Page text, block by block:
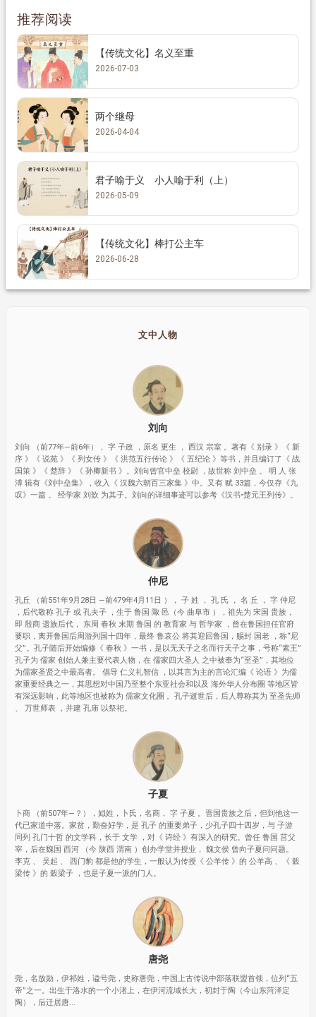
推荐阅读
【传统文化】名义至重
2026-07-03
两个继母
2026-04-04
君子喻于义 小人喻于利（上）
2026-05-09
【传统文化】棒打公主车
2026-06-28
文中人物
刘向
刘向 （前77年—前6年）， 字 子政 ，原名 更生 ， 西汉 宗室 。著有《 别录 》《 新
序 》《 说苑 》《 列女传 》《 洪范五行传论 》《 五纪论 》等书，并且编订了《 战
国策 》《 楚辞 》《 孙卿新书 》。刘向曾官中垒 校尉 ，故世称 刘中垒 。 明 人 张
溥 辑有《刘中垒集》，收入《 汉魏六朝百三家集 》中。又有 赋 33篇，今仅存《九
叹》一篇 。 经学家 刘歆 为其子。刘向的详细事迹可以参考《汉书•楚元王列传》。
仲尼
孔丘 （前551年9月28日 —前479年4月11日 ）， 子 姓 ， 孔 氏 ， 名 丘 ， 字 仲尼
，后代敬称 孔子 或 孔夫子 ，生于 鲁国 陬 邑（今 曲阜市 ），祖先为 宋国 贵族，
即 殷商 遗族后代， 东周 春秋 末期 鲁国 的 教育家 与 哲学家 ，曾在鲁国担任官府
要职，离开鲁国后周游列国十四年，最终 鲁哀公 将其迎回鲁国，赐封 国老 ，称“尼
父”。孔子随后开始编修《 春秋 》一书，是以无天子之名而行天子之事，号称“素王”
孔子为 儒家 创始人兼主要代表人物，在 儒家四大圣人 之中被奉为“至圣”，其地位
为儒家圣贤之中最高者。 倡导 仁义礼智信 ，以其言为主的言论汇编《 论语 》为儒
家重要经典之一，其思想对中国乃至整个东亚社会和以及 海外华人分布圈 等地区皆
有深远影响，此等地区也被称为 儒家文化圈 。孔子逝世后，后人尊称其为 至圣先师
、 万世师表 ，并建 孔庙 以祭祀。
子夏
卜商 （前507年—？），姒姓，卜氏，名商， 字 子夏 。晋国贵族之后，但到他这一
代已家道中落。家贫，勤奋好学，是 孔子 的重要弟子，少孔子四十四岁，与 子游
同列 孔门十哲 的文学科，长于 文学 ，对《 诗经 》有深入的研究。曾任 鲁国 莒父
宰，后在魏国 西河 （今 陕西 渭南 ）创办学堂并授业， 魏文侯 曾向子夏问问题。
李克 、 吴起 、 西门豹 都是他的学生，一般认为传授《 公羊传 》的 公羊高 、《 穀
梁传 》的 穀梁子 ，也是子夏一派的门人。
唐尧
尧，名放勋，伊祁姓，谥号尧，史称唐尧，中国上古传说中部落联盟首领，位列“五
帝”之一。出生于洛水的一个小渚上，在伊河流域长大，初封于陶（今山东菏泽定
陶），后迁居唐...